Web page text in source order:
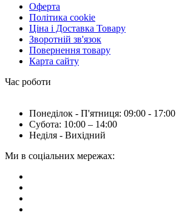
Оферта
Політика cookie
Ціна і Доставка Товару
Зворотній зв'язок
Повернення товару
Карта сайту
Час роботи
Понеділок - П'ятниця: 09:00 - 17:00
Субота: 10:00 – 14:00
Неділя - Вихідний
Ми в соціальних мережах: